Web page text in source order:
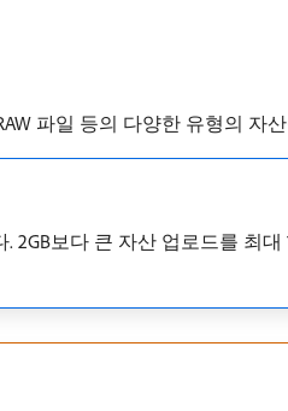
파일 등의 다양한 유형의 자
2GB보다 큰 자산 업로드를 최대